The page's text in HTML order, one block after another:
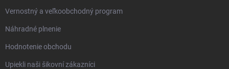
Vernostný a veľkoobchodný program
Náhradné plnenie
Hodnotenie obchodu
Upiekli naši šikovní zákazníci